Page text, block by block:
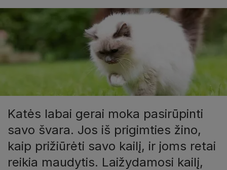
Katės labai gerai moka pasirūpinti
savo švara. Jos iš prigimties žino,
kaip prižiūrėti savo kailį, ir joms retai
reikia maudytis. Laižydamosi kailį,